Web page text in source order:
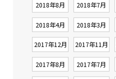
2018年8月 2018年7月
2018年4月 2018年3月
2017年12月 2017年11月
2017年8月 2017年7月